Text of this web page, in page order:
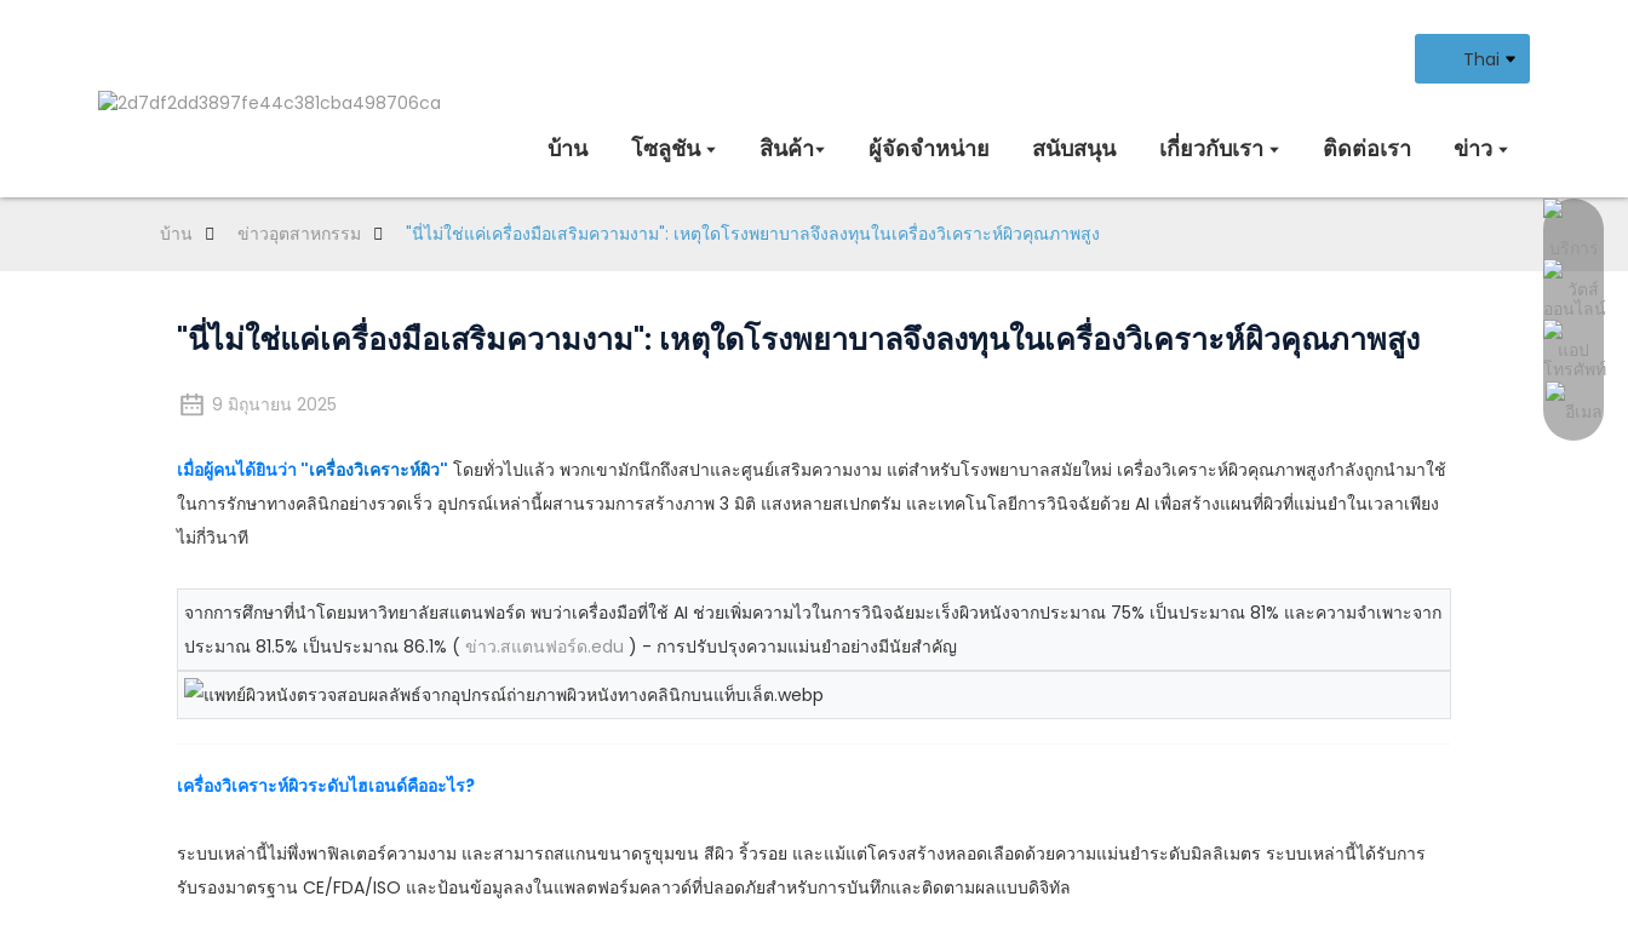
Thai
บ้าน โซลูชัน สินค้า ผู้จัดจำหน่าย สนับสนุน เกี่ยวกับเรา ติดต่อเรา ข่าว
บ้าน ข่าวอุตสาหกรรม "นี่ไม่ใช่แค่เครื่องมือเสริมความงาม": เหตุใดโรงพยาบาลจึงลงทุนในเครื่องวิเคราะห์ผิวคุณภาพสูง
"นี่ไม่ใช่แค่เครื่องมือเสริมความงาม": เหตุใดโรงพยาบาลจึงลงทุนในเครื่องวิเคราะห์ผิวคุณภาพสูง
9 มิถุนายน 2025
เมื่อผู้คนได้ยินว่า "เครื่องวิเคราะห์ผิว" โดยทั่วไปแล้ว พวกเขามักนึกถึงสปาและศูนย์เสริมความงาม แต่สำหรับโรงพยาบาลสมัยใหม่ เครื่องวิเคราะห์ผิวคุณภาพสูงกำลังถูกนำมาใช้
ในการรักษาทางคลินิกอย่างรวดเร็ว อุปกรณ์เหล่านี้ผสานรวมการสร้างภาพ 3 มิติ แสงหลายสเปกตรัม และเทคโนโลยีการวินิจฉัยด้วย AI เพื่อสร้างแผนที่ผิวที่แม่นยำในเวลาเพียง
ไม่กี่วินาที
จากการศึกษาที่นำโดยมหาวิทยาลัยสแตนฟอร์ด พบว่าเครื่องมือที่ใช้ AI ช่วยเพิ่มความไวในการวินิจฉัยมะเร็งผิวหนังจากประมาณ 75% เป็นประมาณ 81% และความจำเพาะจาก
ประมาณ 81.5% เป็นประมาณ 86.1% ( ข่าว.สแตนฟอร์ด.edu ) - การปรับปรุงความแม่นยำอย่างมีนัยสำคัญ
เครื่องวิเคราะห์ผิวระดับไฮเอนด์คืออะไร?
ระบบเหล่านี้ไม่พึ่งพาฟิลเตอร์ความงาม และสามารถสแกนขนาดรูขุมขน สีผิว ริ้วรอย และแม้แต่โครงสร้างหลอดเลือดด้วยความแม่นยำระดับมิลลิเมตร ระบบเหล่านี้ได้รับการ
รับรองมาตรฐาน CE/FDA/ISO และป้อนข้อมูลลงในแพลตฟอร์มคลาวด์ที่ปลอดภัยสำหรับการบันทึกและติดตามผลแบบดิจิทัล